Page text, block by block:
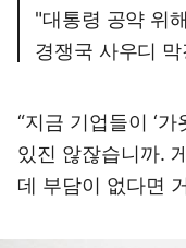
"대통령 공약 위
경쟁국 사우디
“지금 기업들이 ‘
있진 않잖습니까.
데 부담이 없다면